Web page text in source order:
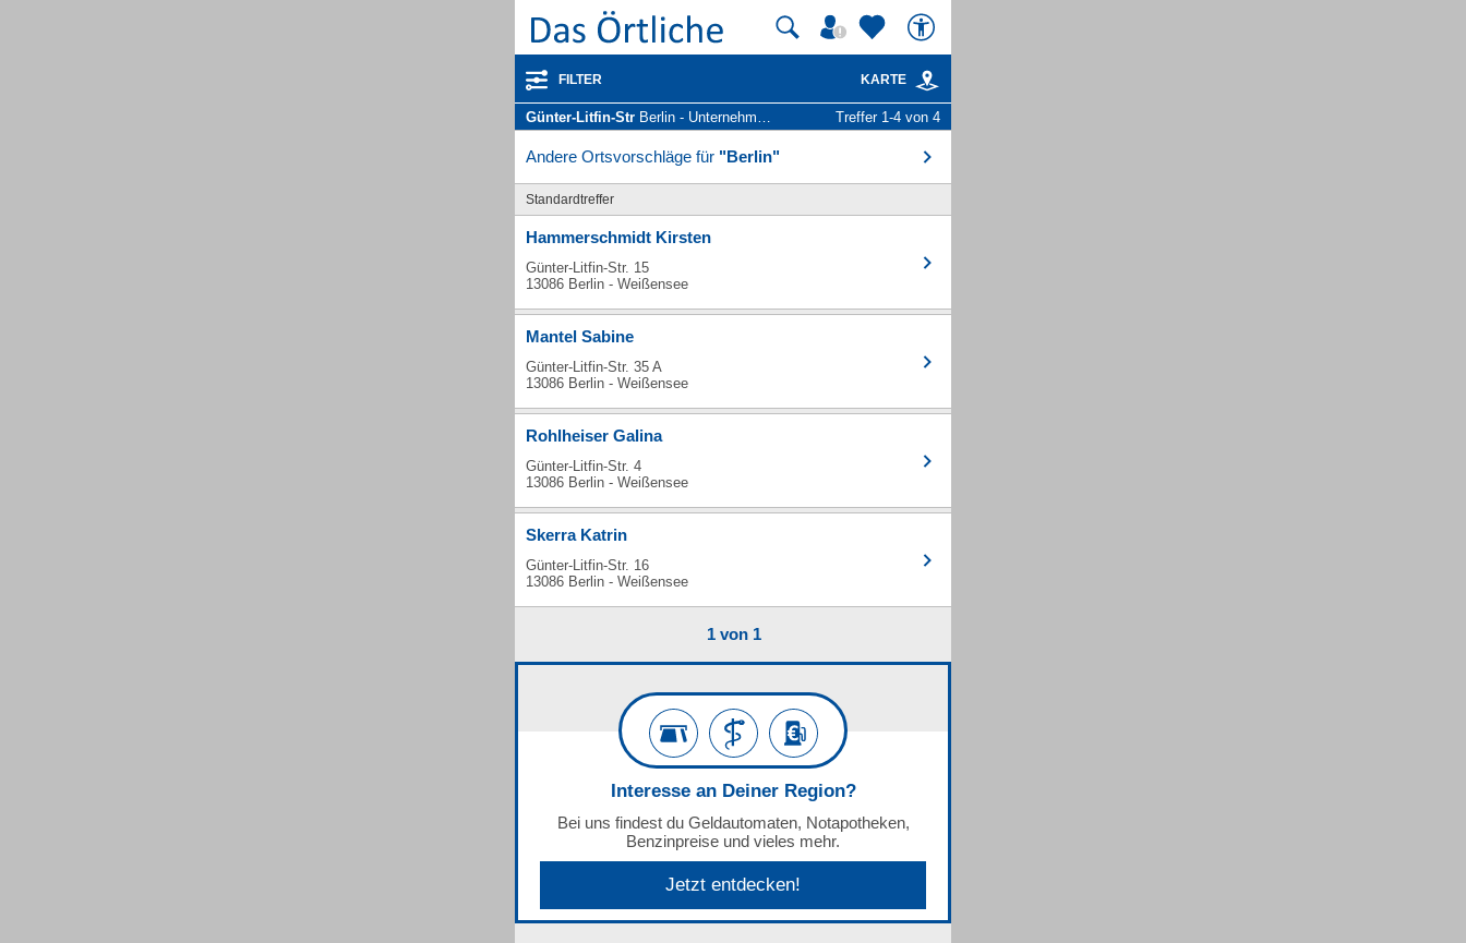
FILTER KARTE
Günter-Litfin-Str Berlin - Unternehmen und Personen Treffer 1-4 von 4
Andere Ortsvorschläge für "Berlin"
Standardtreffer
Hammerschmidt Kirsten
Günter-Litfin-Str. 15
13086 Berlin - Weißensee
Mantel Sabine
Günter-Litfin-Str. 35 A
13086 Berlin - Weißensee
Rohlheiser Galina
Günter-Litfin-Str. 4
13086 Berlin - Weißensee
Skerra Katrin
Günter-Litfin-Str. 16
13086 Berlin - Weißensee
1 von 1
Interesse an Deiner Region?
Bei uns findest du Geldautomaten, Notapotheken,
Benzinpreise und vieles mehr.
Jetzt entdecken!